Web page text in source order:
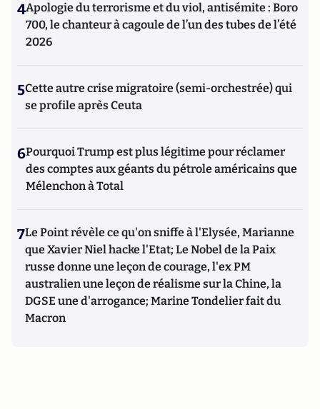
4Apologie du terrorisme et du viol, antisémite : Boro
700, le chanteur à cagoule de l’un des tubes de l’été
2026
5Cette autre crise migratoire (semi-orchestrée) qui
se profile après Ceuta
6Pourquoi Trump est plus légitime pour réclamer
des comptes aux géants du pétrole américains que
Mélenchon à Total
7Le Point révèle ce qu'on sniffe à l'Elysée, Marianne
que Xavier Niel hacke l'Etat; Le Nobel de la Paix
russe donne une leçon de courage, l'ex PM
australien une leçon de réalisme sur la Chine, la
DGSE une d'arrogance; Marine Tondelier fait du
Macron